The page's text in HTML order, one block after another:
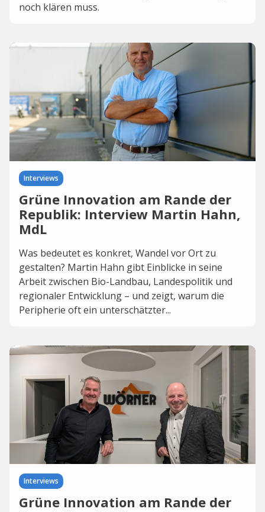
noch klären muss.
Interviews
Grüne Innovation am Rande der
Republik: Interview Martin Hahn,
MdL
Was bedeutet es konkret, Wandel vor Ort zu
gestalten? Martin Hahn gibt Einblicke in seine
Arbeit zwischen Bio-Landbau, Landespolitik und
regionaler Entwicklung – und zeigt, warum die
Peripherie oft ein unterschätzter...
Interviews
Grüne Innovation am Rande der